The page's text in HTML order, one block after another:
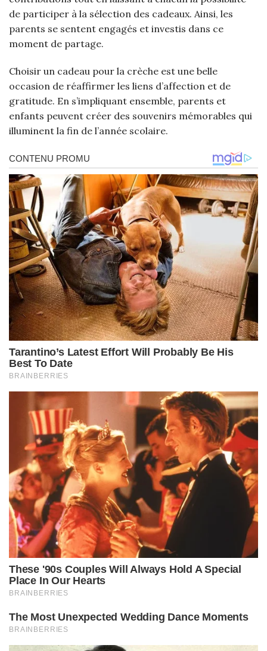
de participer à la sélection des cadeaux. Ainsi, les
parents se sentent engagés et investis dans ce
moment de partage.
Choisir un cadeau pour la crèche est une belle
occasion de réaffirmer les liens d’affection et de
gratitude. En s’impliquant ensemble, parents et
enfants peuvent créer des souvenirs mémorables qui
illuminent la fin de l’année scolaire.